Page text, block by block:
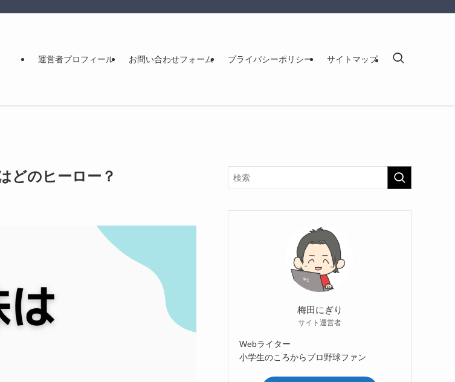
運営者プロフィール お問い合わせフォーム プライバシーポリシー サイトマップ
どのヒーロー？
梅田にぎり
サイト運営者
Webライター
小学生のころからプロ野球ファン